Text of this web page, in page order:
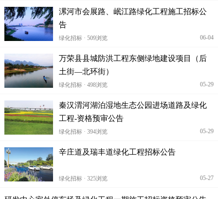
漯河市会展路、岷江路绿化工程施工招标公
告
06-04
绿化招标 · 509浏览
万荣县县城防洪工程东侧绿地建设项目（后
土街—北环街）
05-29
绿化招标 · 498浏览
秦汉渭河湖泊湿地生态公园进场道路及绿化
工程-资格预审公告
05-29
绿化招标 · 394浏览
辛庄道及瑞丰道绿化工程招标公告
05-27
绿化招标 · 325浏览